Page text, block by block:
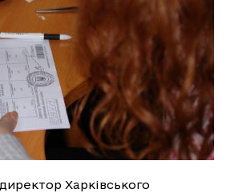
Харківського